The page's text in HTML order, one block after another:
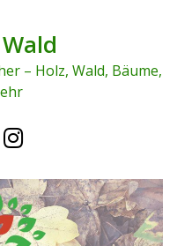
– Holz, Wald, Bäume,